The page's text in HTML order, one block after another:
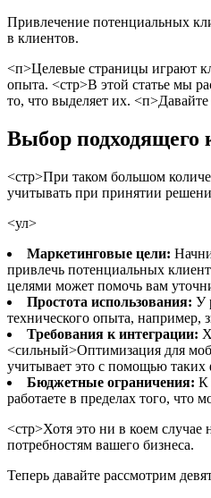
Привлечение потенциальных
в клиентов.
<п>Целевые страницы играют
опыта. <стр>В этой статье мы
то, что выделяет их. <п>Давайте
Выбор подходящего
<стр>При таком большом
учитывать при принятии
<ул>
Маркетинговые цели:
привлечь потенциальных
целями может помочь вам
Простота использования: У
технического опыта, например,
Требования к интеграции:
<сильный>Оптимизация для
учитывает это с помощью
Бюджетные ограничения: К
работаете в пределах того, что
<стр>Хотя это ни в коем
потребностям вашего бизнеса.
Теперь давайте рассмотрим